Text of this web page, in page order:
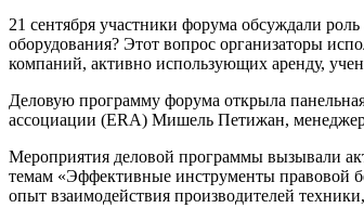
21 сентября участники форума обсуждали
оборудования? Этот вопрос организаторы
компаний, активно использующих аренду,
Деловую программу форума открыла
ассоциации (ERA) Мишель Петижан,
Мероприятия деловой программы вызывали
темам «Эффективные инструменты правовой
опыт взаимодействия производителей